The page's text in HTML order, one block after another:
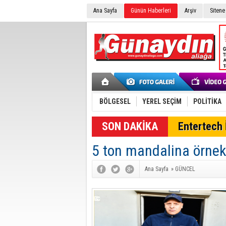
Ana Sayfa Günün Haberleri Arşiv
BÖLGESEL YEREL SEÇİM POLİTİKA
SON DAKİKA Entertech
5 ton mandalina
Ana Sayfa » GÜNCEL